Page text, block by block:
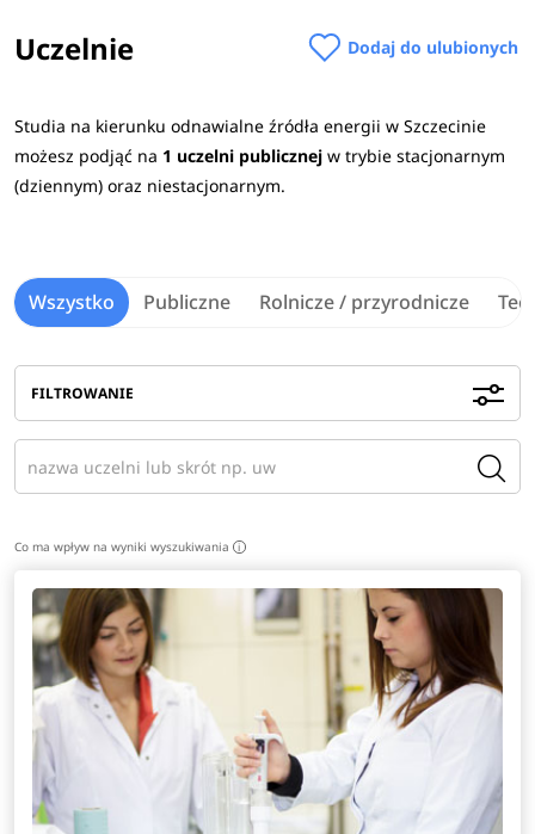
Uczelnie Dodaj do ulubionych
Studia na kierunku odnawialne źródła energii w Szczecinie
możesz podjąć na 1 uczelni publicznejw trybie stacjonarnym
(dziennym) oraz niestacjonarnym.
Wszystko Publiczne Rolnicze / przyrodnicze
FILTROWANIE
Co ma wpływ na wyniki wyszukiwania i